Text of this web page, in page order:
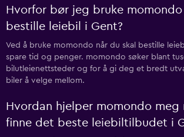
Hvorfor bør jeg bruke momondo
bestille leiebil i Gent?
Ved å bruke momondo når du skal bestille
spare tid og penger. momondo søker blant
bilutleienettsteder og for å gi deg et bredt
biler å velge mellom.
Hvordan hjelper momondo meg
finne det beste leiebiltilbudet i